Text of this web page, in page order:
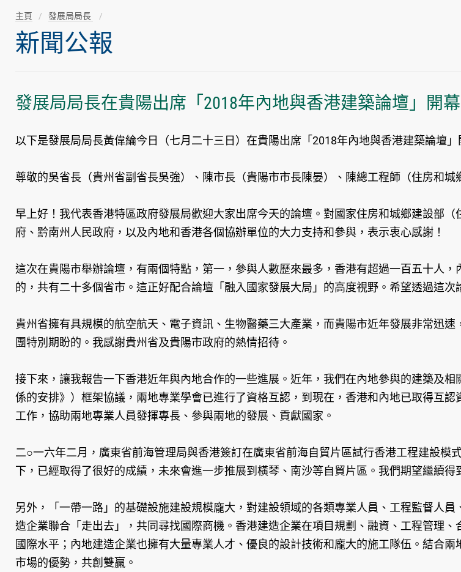
主頁 發展局局長
新聞公報
發展局局長在貴陽出席「2018年內地與香港建築論壇」開
以下是發展局局長黃偉綸今日（七月二十三日）在貴陽出席「2018年內地與香港建築論壇」
尊敬的吳省長（貴州省副省長吳強）、陳市長（貴陽市市長陳晏）、陳總工程師（住房和
早上好！我代表香港特區政府發展局歡迎大家出席今天的論壇。對國家住房和城鄉建設部
府、黔南州人民政府，以及內地和香港各個協辦單位的大力支持和參與，表示衷心感謝！
這次在貴陽市舉辦論壇，有兩個特點，第一，參與人數歷來最多，香港有超過一百五十人
的，共有二十多個省市。這正好配合論壇「融入國家發展大局」的高度視野。希望透過這
貴州省擁有具規模的航空航天、電子資訊、生物醫藥三大產業，而貴陽市近年發展非常迅
團特別期盼的。我感謝貴州省及貴陽市政府的熱情招待。
接下來，讓我報告一下香港近年與內地合作的一些進展。近年，我們在內地參與的建築及
係的安排》）框架協議，兩地專業學會已進行了資格互認，到現在，香港和內地已取得互
工作，協助兩地專業人員發揮專長、參與兩地的發展、貢獻國家。
二○一六年二月，廣東省前海管理局與香港簽訂在廣東省前海自貿片區試行香港工程建設
下，已經取得了很好的成績，未來會進一步推展到橫琴、南沙等自貿片區。我們期望繼續
另外，「一帶一路」的基礎設施建設規模龐大，對建設領域的各類專業人員、工程監督人
造企業聯合「走出去」，共同尋找國際商機。香港建造企業在項目規劃、融資、工程管理
國際水平；內地建造企業也擁有大量專業人才、優良的設計技術和龐大的施工隊伍。結合
市場的優勢，共創雙贏。